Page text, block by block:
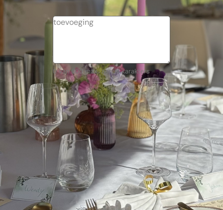
0 van 600 max. aantal karakters